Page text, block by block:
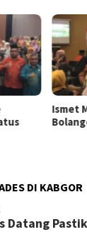
Ismet
DI KABGOR
Datang